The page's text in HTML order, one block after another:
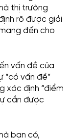
thị trường
rõ được giải
đến cho
vấn đề của
“có vấn đề”
xác định “điểm
cần được
bạn có,